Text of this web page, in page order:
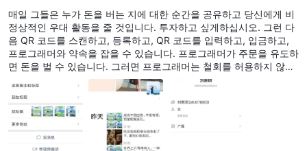
휴일 제외)
고객은 지정된 운영 시간 동안 전화로 DBS BusinessCare에 문의할
수 있습니다. 훈련받은 대표가 DBS의 금융 상품과 서비스와 관련된
문의에 대해 지원을 제공하고 질문에 답변합니다.
온라인 문의 (문의 양식):
DBS는 고객이 제공된 문의 양식을 사용하여 온라인으로 문의를 제
출하도록 권장합니다. 이러한 문의는 BusinessCare 대표에게 전달
되어 가능한 빠른 시일 내에 응답됩니다.
매일 그들은 누가 돈을 버는 지에 대한 순간을 공유하고 당신에게 비
정상적인 우대 활동을 줄 것입니다. 투자하고 싶게하십시오. 그런 다
음 QR 코드를 스캔하고, 등록하고, QR 코드를 입력하고, 입금하고,
프로그래머와 약속을 잡을 수 있습니다. 프로그래머가 주문을 유도하
면 돈을 벌 수 있습니다. 그러면 프로그래머는 철회를 허용하지 않고
로그 오프를 요청합니다. 테스트가 이어졌습니다. 그는 위험 관리가
필요하므로 50,000을 예치해야한다고 말합니다. 출금 요청은 50,0
00을 입금 한 후 감사 중입니다. 귀하의 요청이 24 시간에 가까워지
면 인출이 거부됩니다. 고객 서비스에서 출금 정보가 비정상이라고
알려드립니다. 그러면 ID 카드 또는 은행 카드 번호가 잘못되었음을
알 수 있습니다. 고객 서비스에 계정 정보 수정을 요청하면 돈이 거대